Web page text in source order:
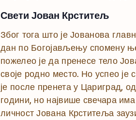
Свети Јован Крститељ
Због тога што је Јованова
дан по Богојављењу спомену
пожелео је да пренесе тело
своје родно место. Но успео је
је после пренета у Цариград,
години, но највише свечара
личност Јована Крститеља